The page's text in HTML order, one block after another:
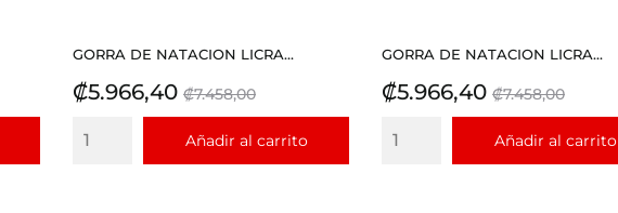
GORRA DE NATACION LICRA...
Precio
₡5.966,40 Precio
base
₡7.458,00
Añadir al carrito
GORRA DE NATACION LICRA...
Precio
₡5.966,40 Precio
base
₡7.458,00
Añadir al carrito